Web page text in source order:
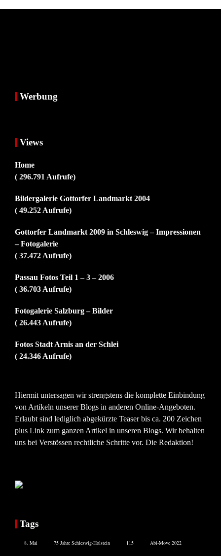
Werbung
Views
Home
( 296.791 Aufrufe)
Bildergalerie Gottorfer Landmarkt 2004
( 49.252 Aufrufe)
Gottorfer Landmarkt 2009 in Schleswig – Impressionen
– Fotogalerie
( 37.472 Aufrufe)
Passau Fotos Teil 1 – 3 – 2006
( 36.703 Aufrufe)
Fotogalerie Salzburg – Bilder
( 26.443 Aufrufe)
Fotos Stadt Arnis an der Schlei
( 24.346 Aufrufe)
Hiermit untersagen wir strengstens die komplette Einbindung
von Artikeln unserer Blogs in anderen Online-Angeboten.
Erlaubt sind lediglich abgekürzte Teaser bis ca. 200 Zeichen
plus Link zum ganzen Artikel in unseren Blogs. Wir behalten
uns bei Verstössen rechtliche Schritte vor. Die Redaktion!
Tags
8. Mai 75 Jahre Schleswig-Holstein 115 Abi-Move 2022